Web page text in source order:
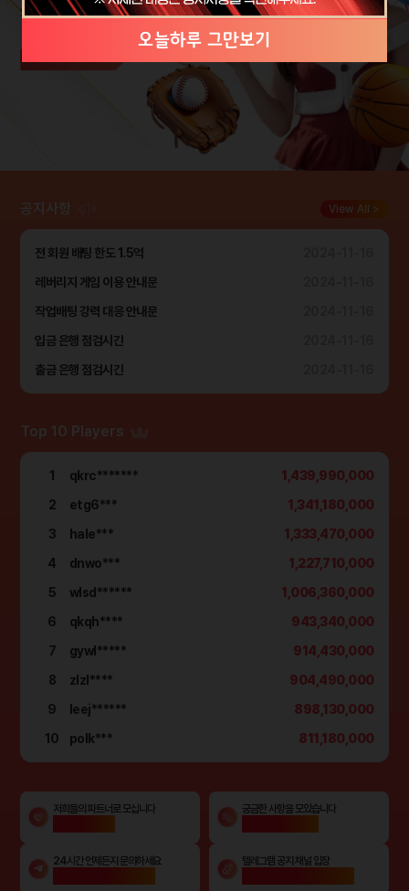
SPORTS BETTING
공지사항 View All >
전 회원 배팅 한도 1.5억
레버리지 게임 이용 안내문
작업배팅 강력 대응 안내문
입금 은행 점검시간
출금 은행 점검시간
Top 10 Players
1 qkrc*******
1,439,990,000
2
etg6***
1,341,180,000
3
hale***
1,333,470,000
4
dnwo***
1,227,710,000
5
wlsd******
1,006,360,000
6
qkqh****
943,340,000
7
gywl*****
914,430,000
8
zlzl****
904,490,000
9
leej******
898,130,000
10
polk*** 811,180,000
저희들의 파트너로 모십니다 궁금한 사항을 모았습니다
24시간 언제든지 문의하세요 텔레그램 공지 채널 입장
오늘하루 그만보기
오늘하루 그만보기
오늘하루 그만보기
오늘하루 그만보기
오늘하루 그만보기
오늘하루 그만보기
오늘하루 그만보기
오늘하루 그만보기